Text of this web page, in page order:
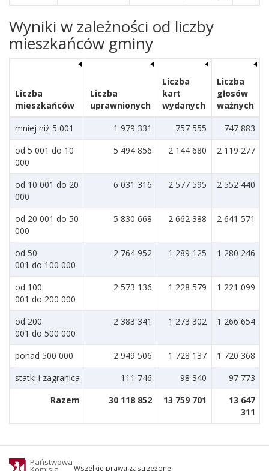
Wyniki w zależności od liczby
mieszkańców gminy
Liczba
mieszkańców
Liczba
uprawnionych
Liczba
kart
wydanych
Liczba
głosów
ważnych
mniej niż 5 001
1 979 331 757 555 747 883
od 5 001 do 10
000
5 494 856 2 144 680 2 119 277
od 10 001 do 20
000
6 031 316 2 577 595 2 552 440
od 20 001 do 50
000
5 830 668 2 662 388 2 641 571
od 50
001 do 100 000
2 764 952 1 289 125 1 280 246
od 100
001 do 200 000
2 573 136 1 228 579 1 221 099
od 200
001 do 500 000
2 383 341 1 273 302 1 266 654
ponad 500 000 2 949 506 1 728 137 1 720 368
statki i zagranica
111 746 98 340
97 773
Razem
30 118 852 13 759 701
13 647
311
Państwowa
Wszelkie prawa zastrzeżone